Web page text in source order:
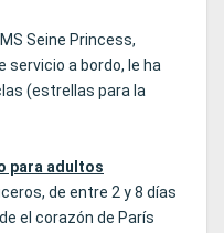
Seine Princess,
servicio a bordo, le ha
(estrellas para la
para adultos
de entre 2 y 8 días
el corazón de París